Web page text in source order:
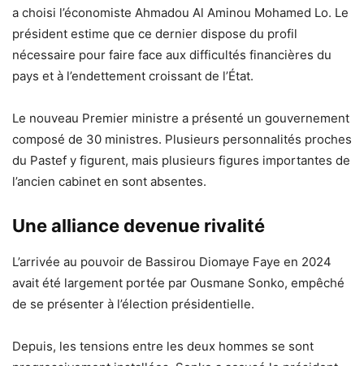
a choisi l’économiste Ahmadou Al Aminou Mohamed Lo. Le
président estime que ce dernier dispose du profil
nécessaire pour faire face aux difficultés financières du
pays et à l’endettement croissant de l’État.
Le nouveau Premier ministre a présenté un gouvernement
composé de 30 ministres. Plusieurs personnalités proches
du Pastef y figurent, mais plusieurs figures importantes de
l’ancien cabinet en sont absentes.
Une alliance devenue rivalité
L’arrivée au pouvoir de Bassirou Diomaye Faye en 2024
avait été largement portée par Ousmane Sonko, empêché
de se présenter à l’élection présidentielle.
Depuis, les tensions entre les deux hommes se sont